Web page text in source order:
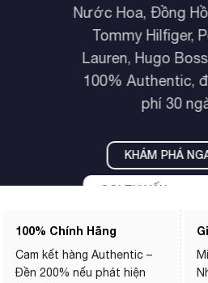
Nước Hoa, Đồng
Tommy Hilfiger,
Lauren, Hugo
100% Authentic,
phí 30
KHÁM PHÁ
GỌI TƯ VẤN: 07
100% Chính Hãng
Cam kết hàng Authentic –
Đền 200% nếu phát hiện